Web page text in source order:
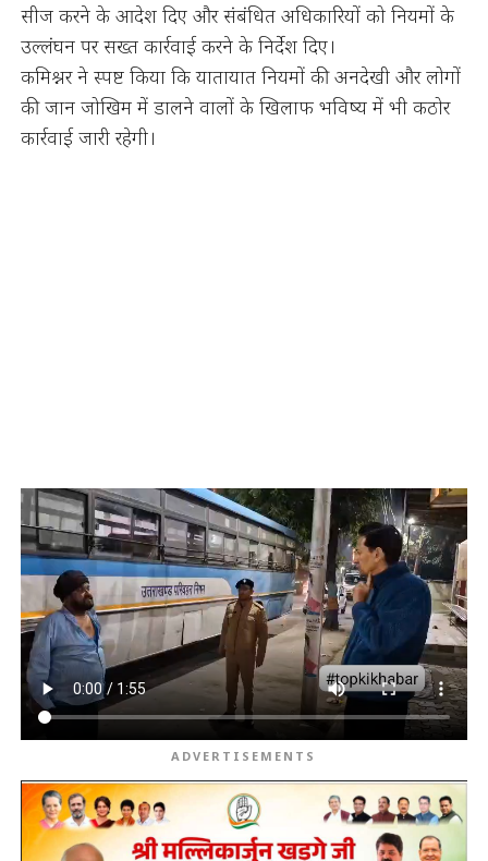
सीज करने के आदेश दिए और संबंधित अधिकारियों को नियमों के
उल्लंघन पर सख्त कार्रवाई करने के निर्देश दिए।
कमिश्नर ने स्पष्ट किया कि यातायात नियमों की अनदेखी और लोगों
की जान जोखिम में डालने वालों के खिलाफ भविष्य में भी कठोर
कार्रवाई जारी रहेगी।
ADVERTISEMENTS